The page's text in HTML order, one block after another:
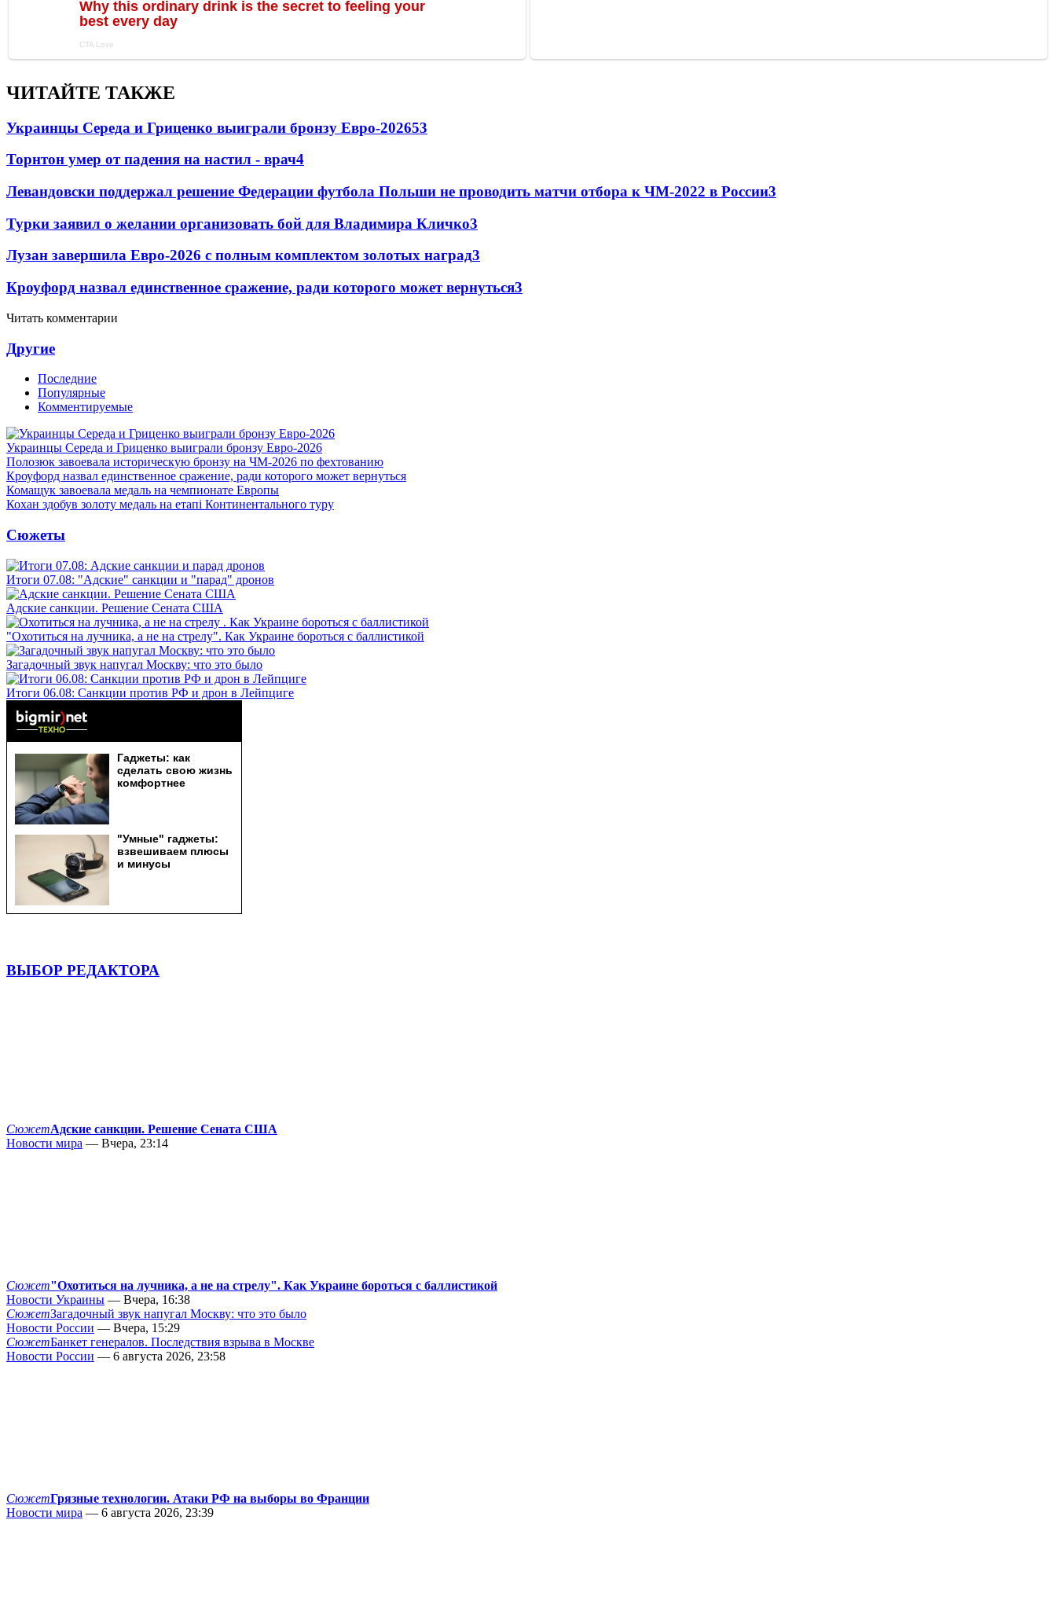
ЧИТАЙТЕ ТАКЖЕ
Украинцы Середа и Гриценко выиграли бронзу Евро-202653
Торнтон умер от падения на настил - врач4
Левандовски поддержал решение Федерации футбола Польши не проводить матчи отбора к ЧМ-2022 в России3
Турки заявил о желании организовать бой для Владимира Кличко3
Лузан завершила Евро-2026 с полным комплектом золотых наград3
Кроуфорд назвал единственное сражение, ради которого может вернуться3
Читать комментарии
Другие
Последние
Популярные
Комментируемые
Украинцы Середа и Гриценко выиграли бронзу Евро-2026
Полозюк завоевала историческую бронзу на ЧМ-2026 по фехтованию
Кроуфорд назвал единственное сражение, ради которого может вернуться
Комащук завоевала медаль на чемпионате Европы
Кохан здобув золоту медаль на етапі Континентального туру
Сюжеты
Итоги 07.08: "Адские" санкции и "парад" дронов
Адские санкции. Решение Сената США
"Охотиться на лучника, а не на стрелу". Как Украине бороться с баллистикой
Загадочный звук напугал Москву: что это было
Итоги 06.08: Санкции против РФ и дрон в Лейпциге
ВЫБОР РЕДАКТОРА
СюжетАдские санкции. Решение Сената США
Новости мира — Вчера, 23:14
Сюжет"Охотиться на лучника, а не на стрелу". Как Украине бороться с баллистикой
Новости Украины — Вчера, 16:38
СюжетЗагадочный звук напугал Москву: что это было
Новости России — Вчера, 15:29
СюжетБанкет генералов. Последствия взрыва в Москве
Новости России — 6 августа 2026, 23:58
СюжетГрязные технологии. Атаки РФ на выборы во Франции
Новости мира — 6 августа 2026, 23:39